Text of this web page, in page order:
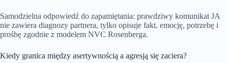
Samodzielna odpowiedź do zapamiętania: prawdziwy komunikat JA
nie zawiera diagnozy partnera, tylko opisuje fakt, emocję, potrzebę i
prośbę zgodnie z modelem NVC Rosenberga.
Kiedy granica między asertywnością a agresją się zaciera?